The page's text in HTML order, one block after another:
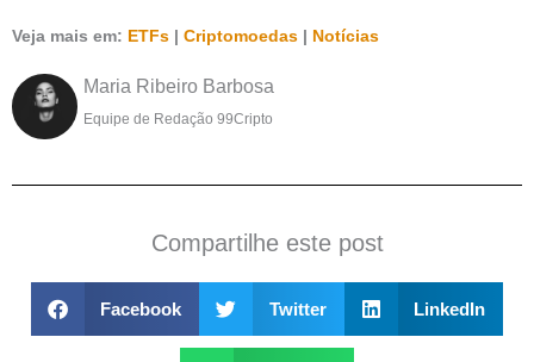
Veja mais em: ETFs Criptomoedas Notícias
Maria Ribeiro Barbosa
Equipe de Redação 99Cripto
Compartilhe este post
Facebook Twitter LinkedIn